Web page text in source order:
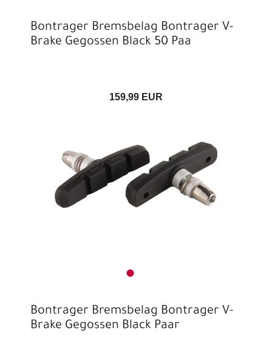
Bontrager Bremsbelag Bontrager V-
Brake Gegossen Black 50 Paa
159,99 EUR
Bontrager Bremsbelag Bontrager V-
Brake Gegossen Black Paar